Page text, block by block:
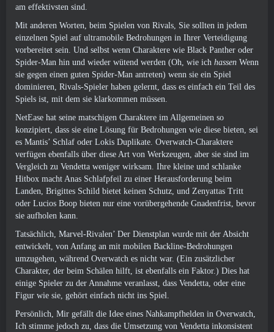
am effektivsten sind.
Mit anderen Worten, beim Spielen von Rivals, Sie sollten in jedem
einzelnen Spiel auf ultramobile Bedrohungen in Ihrer Verteidigung
vorbereitet sein. Und selbst wenn Charaktere wie Black Panther oder
Spider-Man hin und wieder wütend werden (Oh, wie ich hassen Wenn
sie gegen einen guten Spider-Man antreten) wenn sie ein Spiel
dominieren, Rivals-Spieler haben gelernt, dass es einfach ein Teil des
Spiels ist, mit dem sie klarkommen müssen.
NetEase hat seine matschigen Charaktere im Allgemeinen so
konzipiert, dass sie eine Lösung für Bedrohungen wie diese bieten, sei
es Mantis’ Schlaf oder Lokis Duplikate. Overwatch-Charaktere
verfügen ebenfalls über diese Art von Werkzeugen, aber sie sind im
Vergleich zu Vendetta weniger wirksam. Ihre kleine und schlanke
Hitbox macht Anas Schlafpfeil zu einer Herausforderung beim
Landen, Brigittes Schild bietet keinen Schutz, und Zenyattas Tritt
oder Lucios Boop bieten nur eine vorübergehende Gnadenfrist, bevor
sie aufholen kann.
Tatsächlich, Marvel-Rivalen’ Der Dienstplan wurde mit der Absicht
entwickelt, von Anfang an mit mobilen Backline-Bedrohungen
umzugehen, während Overwatch es nicht war. (Ein zusätzlicher
Charakter, der beim Schälen hilft, ist ebenfalls ein Faktor.) Dies hat
einige Spieler zu der Annahme veranlasst, dass Vendetta, oder eine
Figur wie sie, gehört einfach nicht ins Spiel.
Persönlich, Mir gefällt die Idee eines Nahkampfhelden in Overwatch,
Ich stimme jedoch zu, dass die Umsetzung von Vendetta inkonsistent